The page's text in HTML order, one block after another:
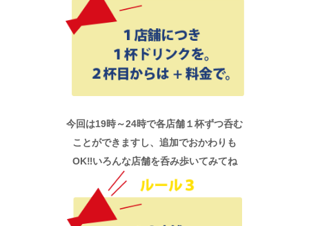
今回は19時～24時で各店舗１杯ずつ呑む
ことができますし、追加でおかわりも
OK‼いろんな店舗を呑み歩いてみてね